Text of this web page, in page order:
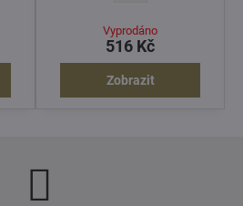
PROSECCO SUPERIORE DOCG
Vyprodáno
516 Kč
Zobrazit